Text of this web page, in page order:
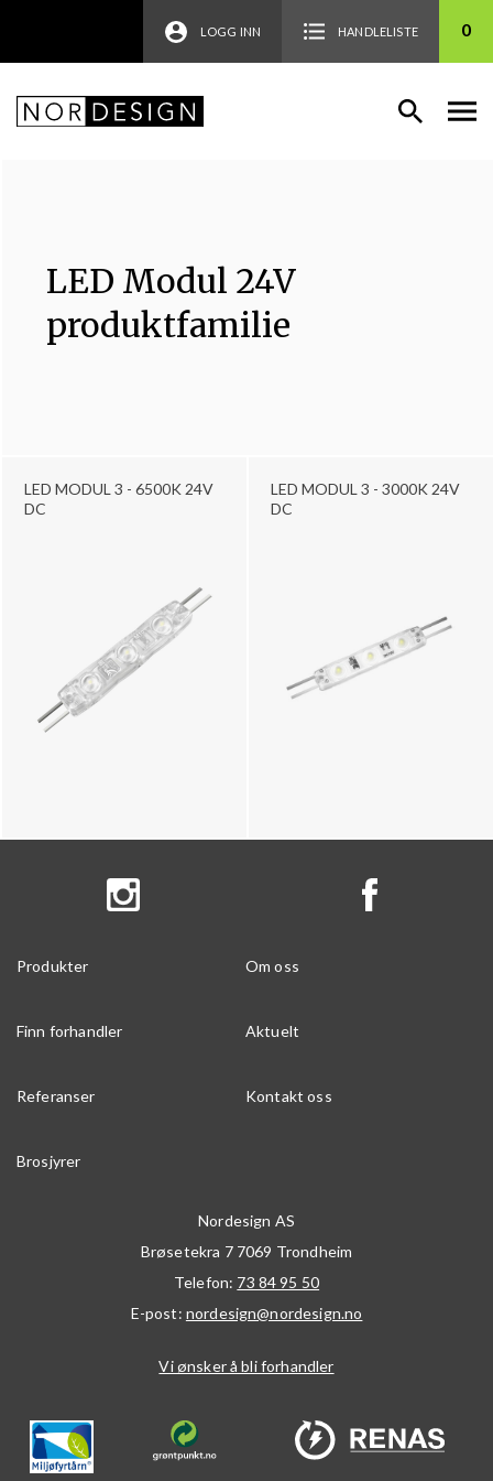
LOGG INN HANDLELISTE 0
LED MODUL 3 - 6500K 24V
DC
LED MODUL 3 - 3000K 24V
DC
LED Modul 24V
produktfamilie
Produkter Om oss
Finn forhandler Aktuelt
Referanser Kontakt oss
Brosjyrer
Nordesign AS
Brøsetekra 7 7069 Trondheim
Telefon: 73 84 95 50
E-post: nordesign@nordesign.no
Vi ønsker å bli forhandler